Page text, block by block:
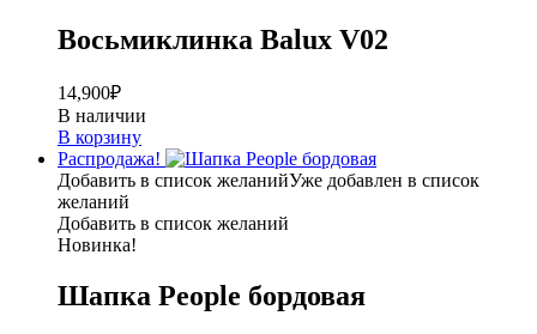
Восьмиклинка Balux V02
14,900₽
В наличии
В корзину
Распродажа!
Добавить в список желанийУже добавлен в список
желаний
Добавить в список желаний
Новинка!
Шапка People бордовая